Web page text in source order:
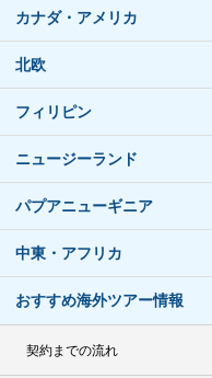
カナダ・アメリカ
北欧
フィリピン
ニュージーランド
パプアニューギニア
中東・アフリカ
おすすめ海外ツアー情報
契約までの流れ